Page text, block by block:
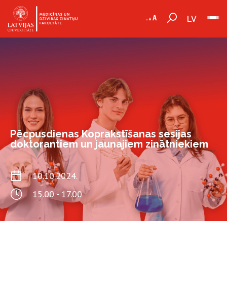
LV
Pēcpusdienas Koprakstīšanas sesijas
doktorantiem un jaunajiem zinātniekiem
10.10.2024.
15.00 - 17.00